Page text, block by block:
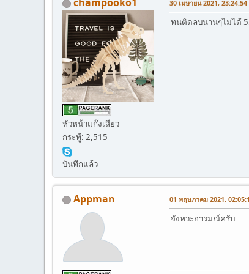
หัวหน้าแก๊งเสียว
กระทู้: 2,515
บันทึกแล้ว
30 เมษายน 2021, 23:24:54
ทนติดลบนานๆไม่ได้
Appman 01 พฤษภาคม 2021,
จังหวะอารมณ์ครับ